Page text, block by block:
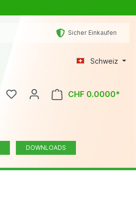
Sicher Einkaufen
Schweiz
CHF 0.0000*
DOWNLOADS